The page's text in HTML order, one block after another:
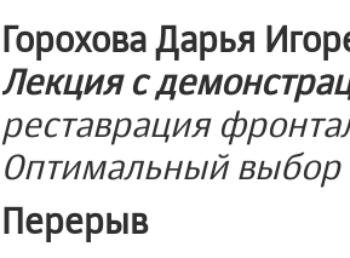
Горохова Дарья
Лекция с
реставрация
Оптимальный выбор
Перерыв